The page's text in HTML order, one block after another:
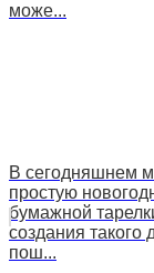
може...
В сегодняшнем
простую
бумажной
создания такого
пош...